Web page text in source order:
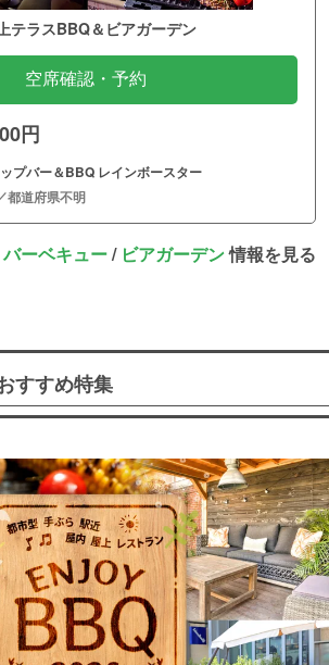
テラスBBQ＆ビアガーデン
空席確認・予約
円
プバー＆BBQ レインボースター
道府県不明
バーベキュー/ ビアガーデン情報を見る
すすめ特集